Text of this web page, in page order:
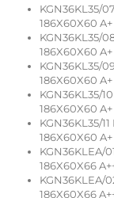
KGN36KL35/
186X60X60
KGN36KL35/
186X60X60
KGN36KL35/
186X60X60
KGN36KL35/
186X60X60
KGN36KL35/
186X60X60
KGN36KLEA/
186X60X66
KGN36KLEA/
186X60X66